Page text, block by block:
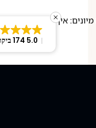
איך להציג ניסיון בלי
5.0